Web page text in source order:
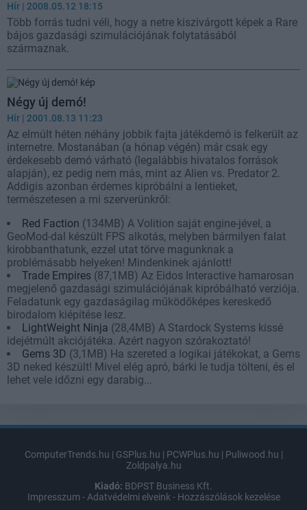
Hír | 2008.05.12 18:15
Több forrás tudni véli, hogy a netre kiszivárgott képek a Rare
bájos gazdasági szimulációjának folytatásából
származnak.
Négy új demó!
Hír | 2001.08.13 11:23
Az elmúlt héten néhány jobbik fajta játékdemó is felkerült az
internetre. Mostanában (a hónap végén) már csak egy
érdekesebb demó várható (legalábbis hivatalos források
alapján), ez pedig nem más, mint az Alien vs. Predator 2.
Addigis azonban érdemes kipróbálni a lentieket,
természetesen a mi szerverünkről:
Red Faction (134MB) A Volition saját engine-jével, a
GeoMod-dal készült FPS alkotás, melyben bármilyen falat
kirobbanthatunk, ezzel utat törve magunknak a
problémásabb helyeken! Mindenkinek ajánlott!
Trade Empires (87,1MB) Az Eidos Interactive hamarosan
megjelenő gazdasági szimulációjának kipróbálható verziója.
Feladatunk egy gazdaságilag működőképes kereskedő
birodalom kiépítése lesz.
LightWeight Ninja (28,4MB) A Stardock Systems kissé
idejétmúlt akciójátéka. Azért nagyon szórakoztató!
Gems 3D (3,1MB) Ha szereted a logikai játékokat, a Gems
3D neked készült! Mivel elég apró, bárki le tudja tölteni, és el
lehet vele időzni egy darabig...
ComputerTrends.hu | GSPlus.hu | PCWPlus.hu | Puliwood.hu |
Zoldpalya.hu
Kiadó: BDPST Business Kft.
Impresszum - Adatvédelmi elveink - Hozzászólások kezelése